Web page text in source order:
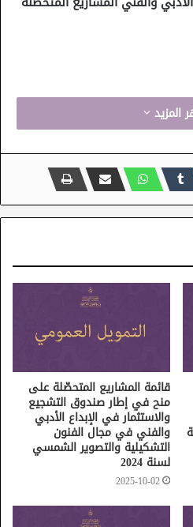
المزيد
قائمة المشاريع المتحصّلة على
منح في إطار صندوق التشجيع
والاستثمار في الإبداع الأدبي
والفني في مجال الفنون
التشكيلية والتصوير الشمسي
لسنة 2024
2025-10-02